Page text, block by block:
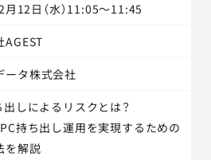
12日（水）11:05～11:45
AGEST
ータ株式会社
出しによるリスクとは？
PC持ち出し運用を実現するための
を解説